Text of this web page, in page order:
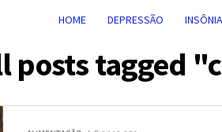
HOME DEPRESSÃO INSÔNIA
posts tagged